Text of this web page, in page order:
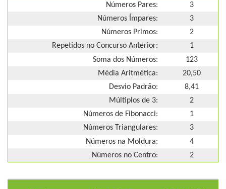
Números Pares:
3
Números Ímpares:
3
Números Primos:
2
Repetidos no Concurso Anterior:
1
Soma dos Números:
123
Média Aritmética:
20,50
Desvio Padrão:
8,41
Múltiplos de 3:
2
Números de Fibonacci:
1
Números Triangulares:
3
Números na Moldura:
4
Números no Centro:
2